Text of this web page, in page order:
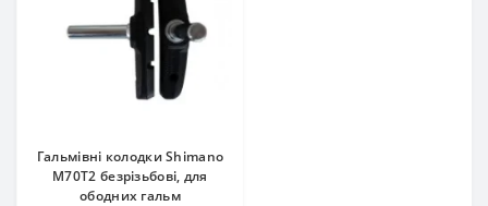
Гальмівні колодки Shimano
M70T2 безрізьбові, для
ободних гальм